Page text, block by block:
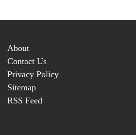
About
Contact Us
Privacy Policy
Sitemap
RSS Feed